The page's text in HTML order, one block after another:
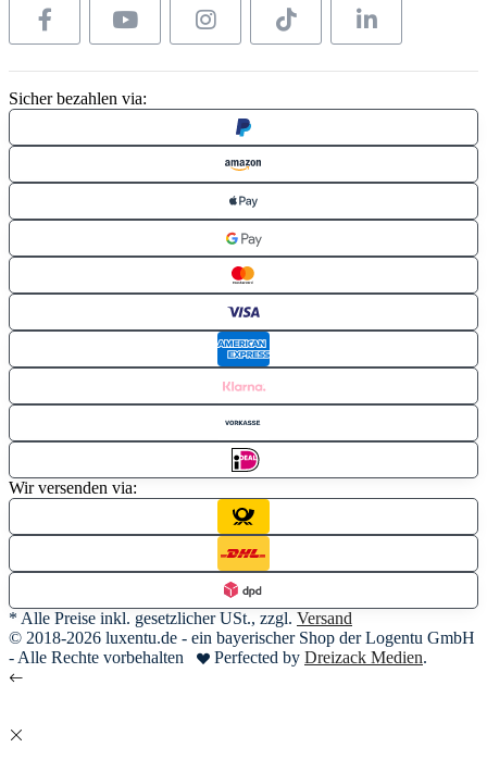
Sicher bezahlen via:
Wir versenden via:
* Alle Preise inkl. gesetzlicher USt., zzgl. Versand
© 2018-2026 luxentu.de - ein bayerischer Shop der Logentu GmbH
- Alle Rechte vorbehalten
Perfected by Dreizack Medien.